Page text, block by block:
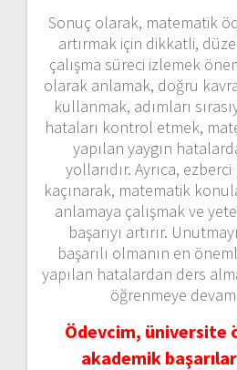
Sonuç olarak, matematik
artırmak için dikkatli,
çalışma süreci izlemek
olarak anlamak, doğru
kullanmak, adımları
hataları kontrol etmek,
yapılan yaygın
yollarıdır. Ayrıca,
kaçınarak, matematik
anlamaya çalışmak ve
başarıyı artırır.
başarılı olmanın en
yapılan hatalardan ders
öğrenmeye
Ödevcim, üniversite
akademik